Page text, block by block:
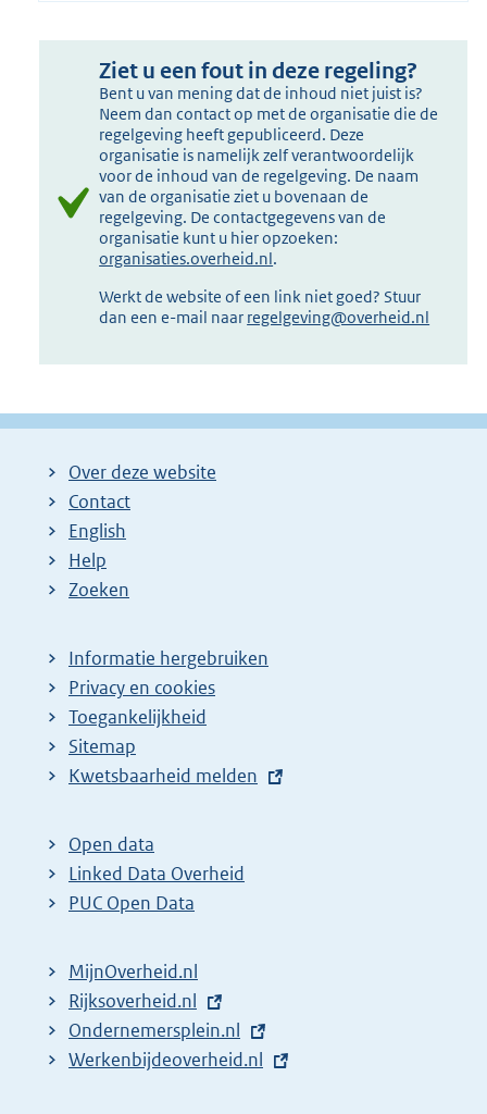
Ziet u een fout in deze regeling?
Bent u van mening dat de inhoud niet juist is?
Neem dan contact op met de organisatie die de
regelgeving heeft gepubliceerd. Deze
organisatie is namelijk zelf verantwoordelijk
voor de inhoud van de regelgeving. De naam
van de organisatie ziet u bovenaan de
regelgeving. De contactgegevens van de
organisatie kunt u hier opzoeken:
organisaties.overheid.nl.
Werkt de website of een link niet goed? Stuur
dan een e-mail naar regelgeving@overheid.nl
Over deze website
Contact
English
Help
Zoeken
Informatie hergebruiken
Privacy en cookies
Toegankelijkheid
Sitemap
E
t
e
r
l
i
n
k
Kwetsbaarheid melden
Open data
Linked Data Overheid
PUC Open Data
MijnOverheid.nl
E
x
t
Rijksoverheid.nl
E
x
Ondernemersplein.nl
E
Werkenbijdeoverheid.nl